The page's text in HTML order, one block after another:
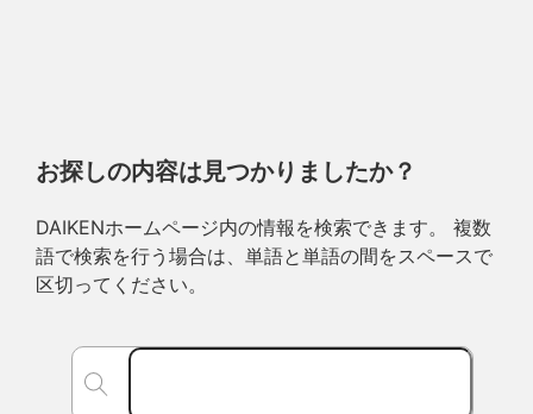
お探しの内容は見つかりましたか？
DAIKENホームページ内の情報を検索できます。 複数
語で検索を行う場合は、単語と単語の間をスペースで
区切ってください。